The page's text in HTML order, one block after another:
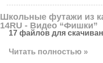
Школьные футажи из
14RU - Видео “Фишки”
17 файлов для
Читать полностью »